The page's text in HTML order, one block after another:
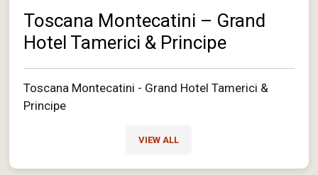
Toscana Montecatini – Grand
Hotel Tamerici & Principe
Toscana Montecatini - Grand Hotel Tamerici &
Principe
VIEW ALL